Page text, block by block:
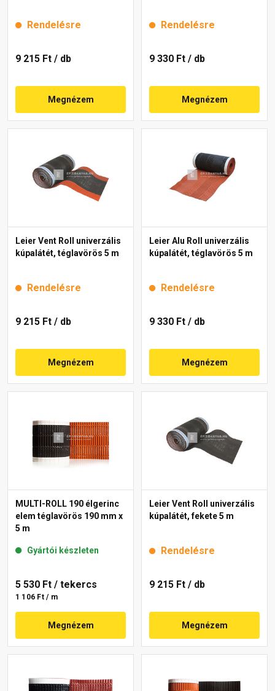
Rendelésre
9 215 Ft / db
Megnézem
Rendelésre
9 330 Ft / db
Megnézem
Leier Vent Roll univerzális
kúpalátét, téglavörös 5 m
Rendelésre
9 215 Ft / db
Megnézem
Leier Alu Roll univerzális
kúpalátét, téglavörös 5 m
Rendelésre
9 330 Ft / db
Megnézem
MULTI-ROLL 190 élgerinc
elem téglavörös 190 mm x
5 m
Gyártói készleten
5 530 Ft / tekercs
1 106 Ft / m
Megnézem
Leier Vent Roll univerzális
kúpalátét, fekete 5 m
Rendelésre
9 215 Ft / db
Megnézem